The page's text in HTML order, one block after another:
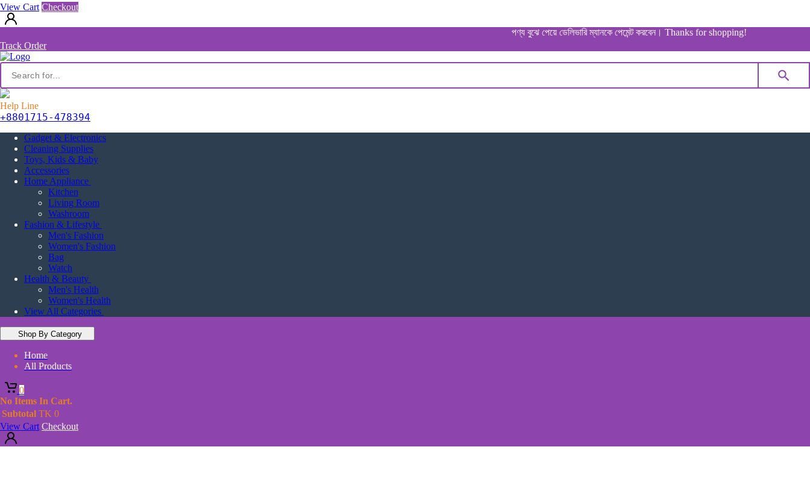
View Cart Checkout
পণ্য বুঝে পেয়ে ডেলিভারি ম্যানকে পেমেন্ট করবেন। Thanks for shopping!
Track Order
Help Line
+8801715-478394
Gadget & Electronics
Cleaning Supplies
Toys, Kids & Baby
Accessories
Home Appliance
Kitchen
Living Room
Washroom
Fashion & Lifestyle
Men's Fashion
Women's Fashion
Bag
Watch
Health & Beauty
Men's Health
Women's Health
View All Categories
Shop By Category
Home
All Products
0
No Items In Cart.
Subtotal TK 0
View Cart Checkout